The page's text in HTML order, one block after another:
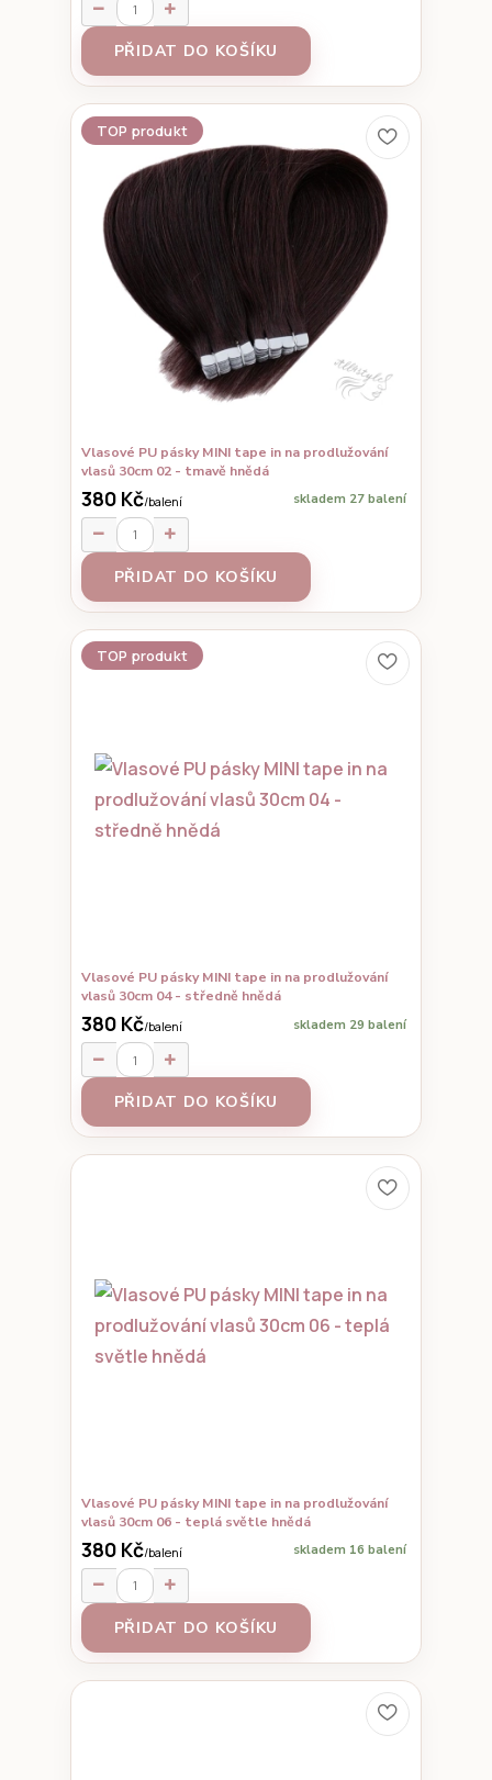
PŘIDAT DO KOŠÍKU
TOP produkt
Vlasové PU pásky MINI tape in na prodlužování
vlasů 30cm 02 - tmavě hnědá
380 Kč/balení skladem 27 balení
PŘIDAT DO KOŠÍKU
TOP produkt
Vlasové PU pásky MINI tape in na prodlužování
vlasů 30cm 04 - středně hnědá
380 Kč/balení skladem 29 balení
PŘIDAT DO KOŠÍKU
Vlasové PU pásky MINI tape in na prodlužování
vlasů 30cm 06 - teplá světle hnědá
380 Kč/balení skladem 16 balení
PŘIDAT DO KOŠÍKU